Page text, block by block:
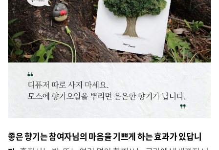
좋은 향기는 참여자님의 마음을 기쁘게 하는 효과가 있답니